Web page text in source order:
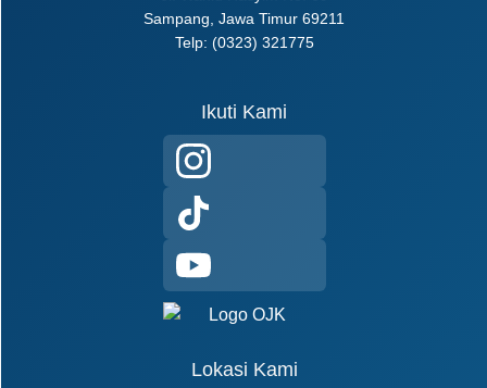
Sampang, Jawa Timur 69211
Telp: (0323) 321775
Ikuti Kami
Lokasi Kami